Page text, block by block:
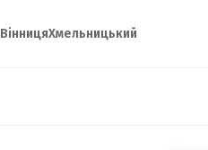
ВінницяХмельницький